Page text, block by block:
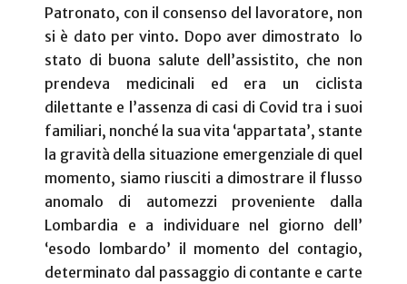
Patronato, con il consenso del lavoratore, non
si è dato per vinto. Dopo aver dimostrato
lo
stato di buona salute dell’assistito, che non
prendeva medicinali ed era un ciclista
dilettante e l’assenza di casi di Covid tra i suoi
familiari, nonché la sua vita ‘appartata’, stante
la gravità della situazione emergenziale di quel
momento, siamo riusciti a dimostrare il flusso
anomalo di automezzi proveniente dalla
Lombardia e a individuare nel giorno dell’
‘esodo lombardo’ il momento del contagio,
determinato dal passaggio di contante e carte